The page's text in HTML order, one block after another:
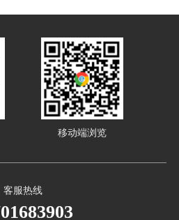
客服热线
移动端浏览